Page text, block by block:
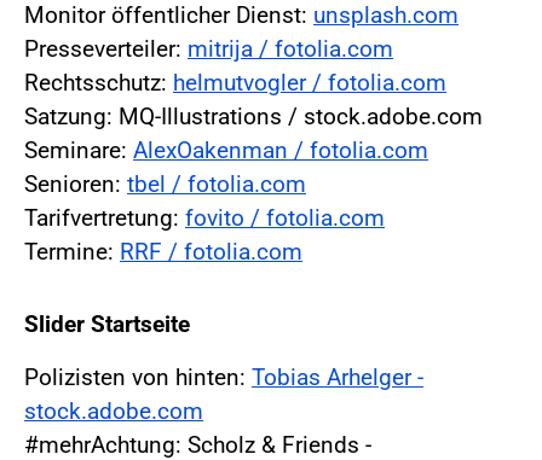
Monitor öffentlicher Dienst: unsplash.com
Presseverteiler: mitrija / fotolia.com
Rechtsschutz: helmutvogler / fotolia.com
Satzung: MQ-Illustrations / stock.adobe.com
Seminare: AlexOakenman / fotolia.com
Senioren: tbel / fotolia.com
Tarifvertretung: fovito / fotolia.com
Termine: RRF / fotolia.com
Slider Startseite
Polizisten von hinten: Tobias Arhelger -
stock.adobe.com
#mehrAchtung: Scholz & Friends -